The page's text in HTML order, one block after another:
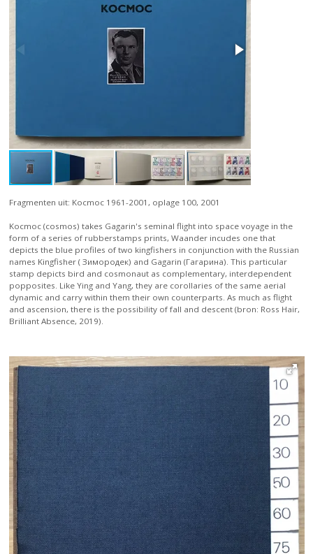
Fragmenten uit: Kocmoc 1961-2001, oplage 100, 2001
Kocmoc (cosmos) takes Gagarin's seminal flight into space voyage in the
form of a series of rubberstamps prints, Waander incudes one that
depicts the blue profiles of two kingfishers in conjunction with the Russian
names Kingfisher ( Зимородeк) and Gagarin (Гагарина). This particular
stamp depicts bird and cosmonaut as complementary, interdependent
popposites. Like Ying and Yang, they are corollaries of the same aerial
dynamic and carry within them their own counterparts. As much as flight
and ascension, there is the possibility of fall and descent (bron: Ross Hair,
Brilliant Absence, 2019).